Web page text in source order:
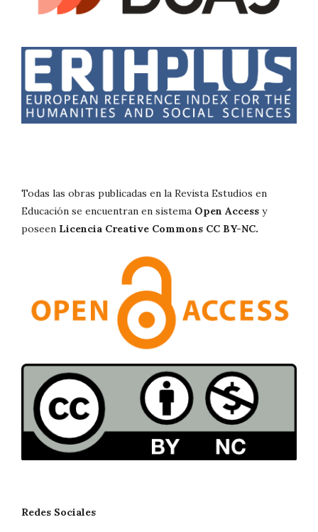
Todas las obras publicadas en la Revista Estudios en
Educación se encuentran en sistema Open Access y
poseen Licencia Creative Commons CC BY-NC.
Redes Sociales